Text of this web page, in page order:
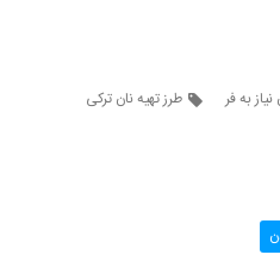
به فر
طرز تهیه نان ترکی